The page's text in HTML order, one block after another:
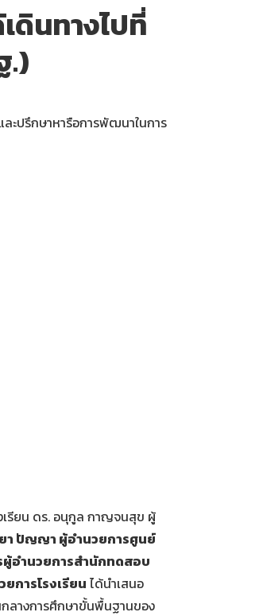
ดินทางไปที่
.)
ะปรึกษาหารือการพัฒนาในการ
เรียน ดร. อนุกูล กาญจนสุข ผู้
ปัญญา ผู้อำนวยการศูนย์
อำนวยการสำนักทดสอบ
ยการโรงเรียน ได้นำเสนอ
ลางการศึกษาขั้นพื้นฐานของ